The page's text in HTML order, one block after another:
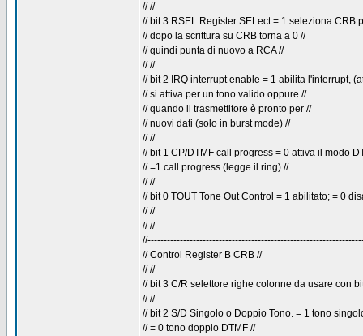
// //
// bit 3 RSEL Register SELect = 1 seleziona CRB
// dopo la scrittura su CRB torna a 0 //
// quindi punta di nuovo a RCA //
// //
// bit 2 IRQ interrupt enable = 1 abilita l'interrupt,
// si attiva per un tono valido oppure //
// quando il trasmettitore è pronto per //
// nuovi dati (solo in burst mode) //
// //
// bit 1 CP/DTMF call progress = 0 attiva il modo
// =1 call progress (legge il ring) //
// //
// bit 0 TOUT Tone Out Control = 1 abilitato; = 0
// //
// //
// Control Register B CRB //
// //
// bit 3 C/R selettore righe colonne da usare con
// //
// bit 2 S/D Singolo o Doppio Tono. = 1 tono
// = 0 tono doppio DTMF //